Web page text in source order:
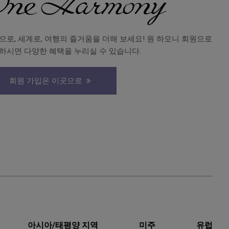
로, 세계로, 여행의 즐거움을 더해 보세요! 원 하모니 회원으로
시면 다양한 혜택을 누리실 수 있습니다.
회원 가입은 이곳으로
아시아/태평양 지역 미주 유럽